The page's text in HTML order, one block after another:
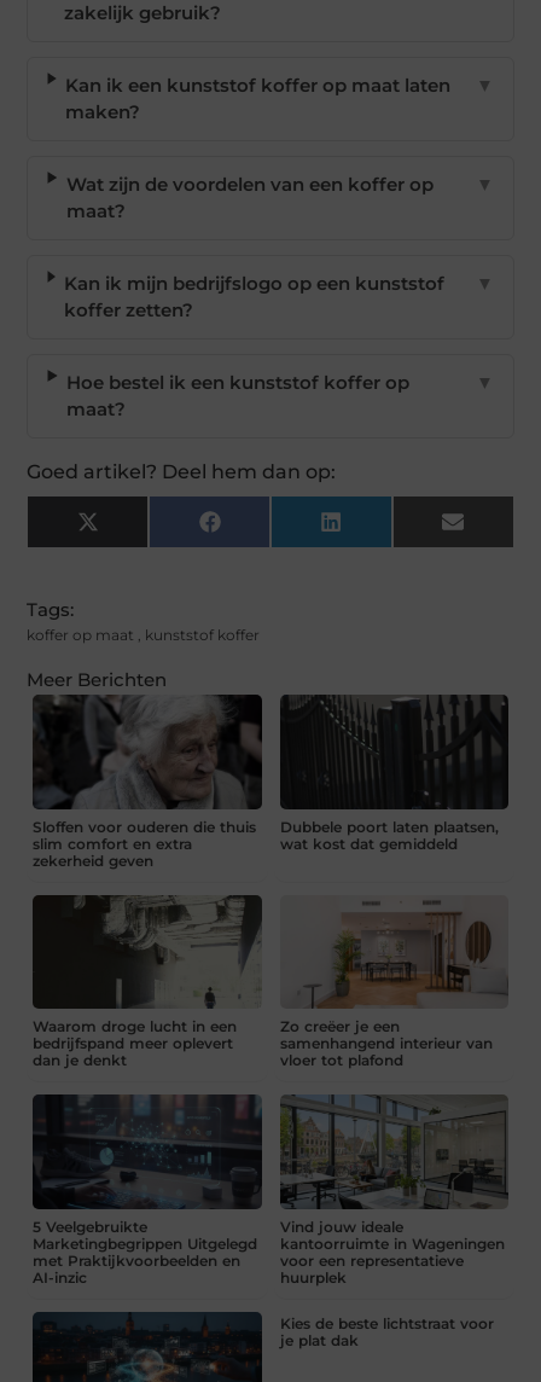
zakelijk gebruik?
Kan ik een kunststof koffer op maat laten
maken?
▼
Wat zijn de voordelen van een koffer op
maat?
▼
Kan ik mijn bedrijfslogo op een kunststof
koffer zetten?
▼
Hoe bestel ik een kunststof koffer op
maat?
▼
Goed artikel? Deel hem dan op:
X
(Twitter)
Facebook LinkedIn Email
Tags:
koffer op maat , kunststof koffer
Meer Berichten
Sloffen voor ouderen die thuis
slim comfort en extra
zekerheid geven
Dubbele poort laten plaatsen,
wat kost dat gemiddeld
Waarom droge lucht in een
bedrijfspand meer oplevert
dan je denkt
Zo creëer je een
samenhangend interieur van
vloer tot plafond
5 Veelgebruikte
Marketingbegrippen Uitgelegd
met Praktijkvoorbeelden en
AI-inzic
Vind jouw ideale
kantoorruimte in Wageningen
voor een representatieve
huurplek
Kies de beste lichtstraat voor
je plat dak